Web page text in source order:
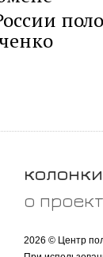
колонки
о
2026 © Центр